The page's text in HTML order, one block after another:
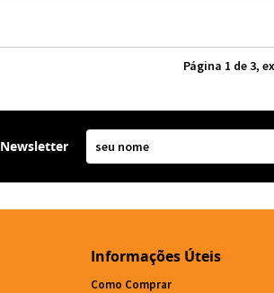
Página 1 de 3,
Newsletter
Informações Úteis
Como Comprar